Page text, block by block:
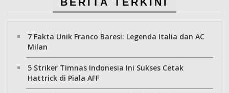
7 Fakta Unik Franco Baresi: Legenda Italia dan AC
Milan
5 Striker Timnas Indonesia Ini Sukses Cetak
Hattrick di Piala AFF